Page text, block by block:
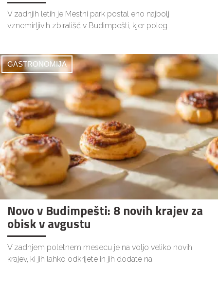
V zadnjih letih je Mestni park postal eno najbolj
vznemirljivih zbirališč v Budimpešti, kjer poleg
GASTRONOMIJA
Novo v Budimpešti: 8 novih krajev za
obisk v avgustu
V zadnjem poletnem mesecu je na voljo veliko novih
krajev, ki jih lahko odkrijete in jih dodate na